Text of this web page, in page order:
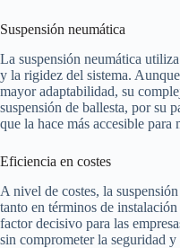
Suspensión neumática
La suspensión neumática
y la rigidez del sistema.
mayor adaptabilidad, su
suspensión de ballesta, por su
que la hace más accesible para
Eficiencia en costes
A nivel de costes, la
tanto en términos de
factor decisivo para las
sin comprometer la seguridad